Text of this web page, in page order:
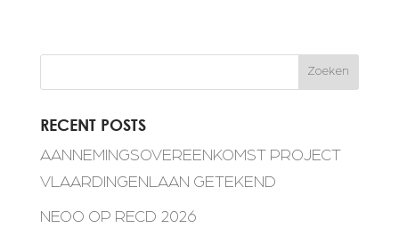
Zoeken
RECENT POSTS
AANNEMINGSOVEREENKOMST PROJECT
VLAARDINGENLAAN GETEKEND
NEOO OP RECD 2026